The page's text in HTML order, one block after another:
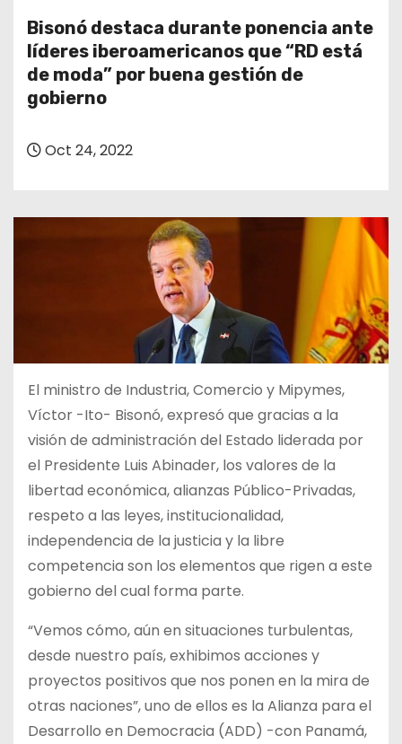
Bisonó destaca durante ponencia ante
líderes iberoamericanos que “RD está
de moda” por buena gestión de
gobierno
Oct 24, 2022
El ministro de Industria, Comercio y Mipymes,
Víctor -Ito- Bisonó, expresó que gracias a la
visión de administración del Estado liderada por
el Presidente Luis Abinader, los valores de la
libertad económica, alianzas Público-Privadas,
respeto a las leyes, institucionalidad,
independencia de la justicia y la libre
competencia son los elementos que rigen a este
gobierno del cual forma parte.
“Vemos cómo, aún en situaciones turbulentas,
desde nuestro país, exhibimos acciones y
proyectos positivos que nos ponen en la mira de
otras naciones”, uno de ellos es la Alianza para el
Desarrollo en Democracia (ADD) -con Panamá,